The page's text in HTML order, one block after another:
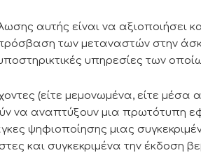
αυτής είναι να αξιοποιήσει
πρόσβαση των μεταναστών στην
υπηρεσίες των
(είτε μεμονωμένα, είτε
να αναπτύξουν μια πρωτότυπη
ψηφιοποίησης μιας
και συγκεκριμένα την έκδοση